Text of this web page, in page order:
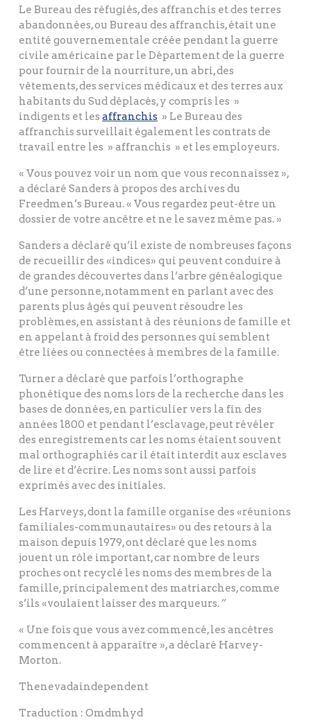
Le Bureau des réfugiés, des affranchis et des terres
abandonnées, ou Bureau des affranchis, était une
entité gouvernementale créée pendant la guerre
civile américaine par le Département de la guerre
pour fournir de la nourriture, un abri, des
vêtements, des services médicaux et des terres aux
habitants du Sud déplacés, y compris les »
indigents et les affranchis » Le Bureau des
affranchis surveillait également les contrats de
travail entre les » affranchis » et les employeurs.
« Vous pouvez voir un nom que vous reconnaissez »,
a déclaré Sanders à propos des archives du
Freedmen’s Bureau. « Vous regardez peut-être un
dossier de votre ancêtre et ne le savez même pas. »
Sanders a déclaré qu’il existe de nombreuses façons
de recueillir des «indices» qui peuvent conduire à
de grandes découvertes dans l’arbre généalogique
d’une personne, notamment en parlant avec des
parents plus âgés qui peuvent résoudre les
problèmes, en assistant à des réunions de famille et
en appelant à froid des personnes qui semblent
être liées ou connectées à membres de la famille.
Turner a déclaré que parfois l’orthographe
phonétique des noms lors de la recherche dans les
bases de données, en particulier vers la fin des
années 1800 et pendant l’esclavage, peut révéler
des enregistrements car les noms étaient souvent
mal orthographiés car il était interdit aux esclaves
de lire et d’écrire. Les noms sont aussi parfois
exprimés avec des initiales.
Les Harveys, dont la famille organise des «réunions
familiales-communautaires» ou des retours à la
maison depuis 1979, ont déclaré que les noms
jouent un rôle important, car nombre de leurs
proches ont recyclé les noms des membres de la
famille, principalement des matriarches, comme
s’ils «voulaient laisser des marqueurs. ”
« Une fois que vous avez commencé, les ancêtres
commencent à apparaître », a déclaré Harvey-
Morton.
Thenevadaindependent
Traduction : Omdmhyd